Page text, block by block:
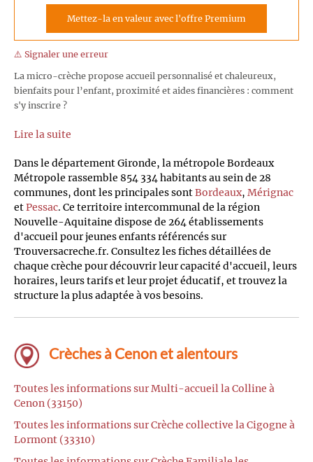
Mettez-la en valeur avec l'offre Premium
⚠️ Signaler une erreur
La micro-crèche propose accueil personnalisé et chaleureux,
bienfaits pour l’enfant, proximité et aides financières : comment
s'y inscrire ?
Lire la suite
Dans le département Gironde, la métropole Bordeaux
Métropole rassemble 854 334 habitants au sein de 28
communes, dont les principales sontBordeaux, Mérignac
etPessac. Ce territoire intercommunal de la région
Nouvelle-Aquitaine dispose de 264 établissements
d'accueil pour jeunes enfants référencés sur
Trouversacreche.fr. Consultez les fiches détaillées de
chaque crèche pour découvrir leur capacité d'accueil, leurs
horaires, leurs tarifs et leur projet éducatif, et trouvez la
structure la plus adaptée à vos besoins.
Crèches à Cenon et alentours
Toutes les informations sur Multi-accueil la Colline à
Cenon (33150)
Toutes les informations sur Crèche collective la Cigogne à
Lormont (33310)